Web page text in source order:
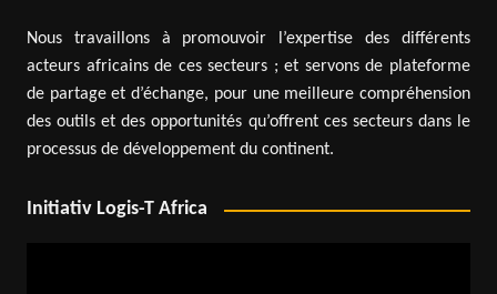
Nous travaillons à promouvoir l’expertise des différents
acteurs africains de ces secteurs ; et servons de plateforme
de partage et d’échange, pour une meilleure compréhension
des outils et des opportunités qu’offrent ces secteurs dans le
processus de développement du continent.
Initiativ Logis-T Africa